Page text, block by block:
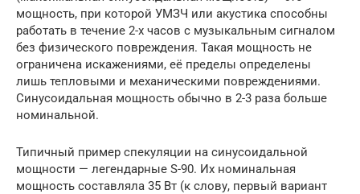
мощность, при которой УМЗЧ или акустика способны
работать в течение 2-х часов с музыкальным сигналом
без физического повреждения. Такая мощность не
ограничена искажениями, её пределы определены
лишь тепловыми и механическими повреждениями.
Синусоидальная мощность обычно в 2-3 раза больше
номинальной.
Типичный пример спекуляции на синусоидальной
мощности — легендарные S-90. Их номинальная
мощность составляла 35 Вт (к слову, первый вариант